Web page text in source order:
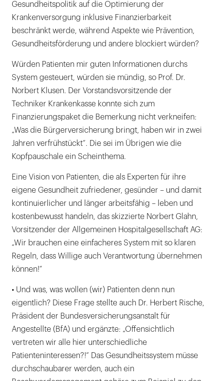
Gesundheitspolitik auf die Optimierung der
Krankenversorgung inklusive Finanzierbarkeit
beschränkt werde, während Aspekte wie Prävention,
Gesundheitsförderung und andere blockiert würden?
Würden Patienten mir guten Informationen durchs
System gesteuert, würden sie mündig, so Prof. Dr.
Norbert Klusen. Der Vorstandsvorsitzende der
Techniker Krankenkasse konnte sich zum
Finanzierungspaket die Bemerkung nicht verkneifen:
„Was die Bürgerversicherung bringt, haben wir in zwei
Jahren verfrühstückt“. Die sei im Übrigen wie die
Kopfpauschale ein Scheinthema.
Eine Vision von Patienten, die als Experten für ihre
eigene Gesundheit zufriedener, gesünder – und damit
kontinuierlicher und länger arbeitsfähig – leben und
kostenbewusst handeln, das skizzierte Norbert Glahn,
Vorsitzender der Allgemeinen Hospitalgesellschaft AG:
„Wir brauchen eine einfacheres System mit so klaren
Regeln, dass Willige auch Verantwortung übernehmen
können!“
• Und was, was wollen (wir) Patienten denn nun
eigentlich? Diese Frage stellte auch Dr. Herbert Rische,
Präsident der Bundesversicherungsanstalt für
Angestellte (BfA) und ergänzte: „Offensichtlich
vertreten wir alle hier unterschiedliche
Patienteninteressen?!“ Das Gesundheitssystem müsse
durchschaubarer werden, auch ein